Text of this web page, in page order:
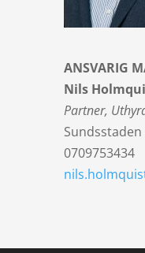
ANSVARIG
Nils
Partner,
Sundsstaden
0709753434